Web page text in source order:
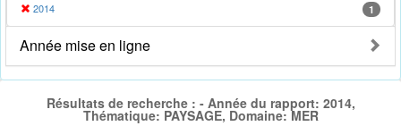
2014 1
Année mise en ligne
Résultats de recherche : - Année du rapport: 2014,
Thématique: PAYSAGE, Domaine: MER